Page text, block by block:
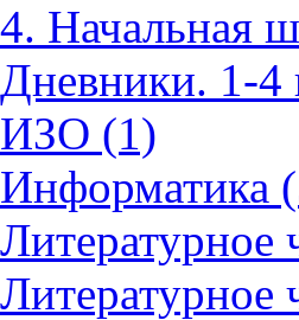
4. Начальная
Дневники. 1-4
ИЗО (1)
Информатика
Литературное